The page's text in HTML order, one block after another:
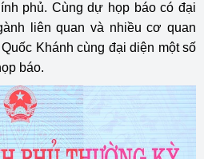
phủ. Cùng dự họp báo có đại
liên quan và nhiều cơ quan
Khánh cùng đại diện một số
báo.